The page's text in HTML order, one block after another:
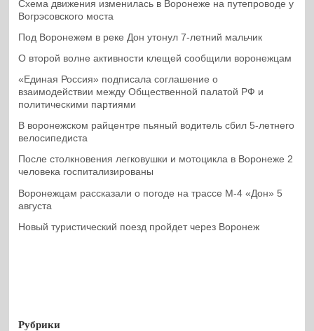
Схема движения изменилась в Воронеже на путепроводе у
Вогрэсовского моста
Под Воронежем в реке Дон утонул 7-летний мальчик
О второй волне активности клещей сообщили воронежцам
«Единая Россия» подписала соглашение о
взаимодействии между Общественной палатой РФ и
политическими партиями
В воронежском райцентре пьяный водитель сбил 5-летнего
велосипедиста
После столкновения легковушки и мотоцикла в Воронеже 2
человека госпитализированы
Воронежцам рассказали о погоде на трассе М-4 «Дон» 5
августа
Новый туристический поезд пройдет через Воронеж
Рубрики